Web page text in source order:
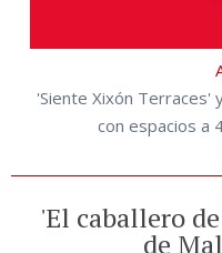
'Siente Xixón Terraces'
con espacios a
'El caballero
de